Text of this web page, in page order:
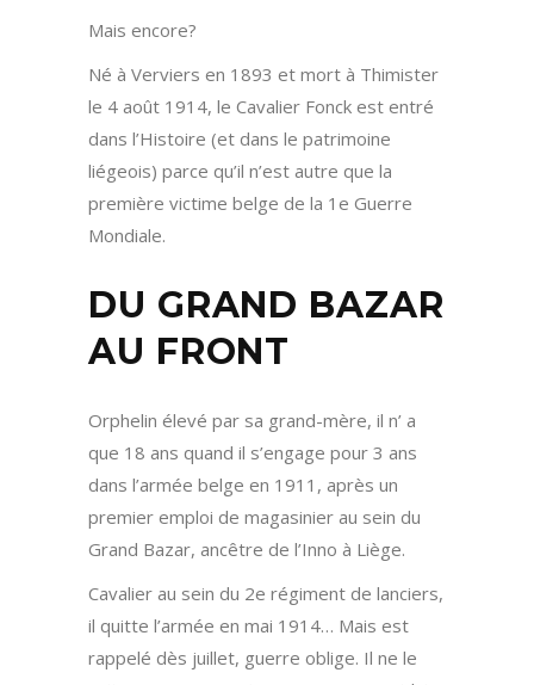
Mais encore?
Né à Verviers en 1893 et mort à Thimister
le 4 août 1914, le Cavalier Fonck est entré
dans l’Histoire (et dans le patrimoine
liégeois) parce qu’il n’est autre que la
première victime belge de la 1e Guerre
Mondiale.
DU GRAND BAZAR
AU FRONT
Orphelin élevé par sa grand-mère, il n’ a
que 18 ans quand il s’engage pour 3 ans
dans l’armée belge en 1911, après un
premier emploi de magasinier au sein du
Grand Bazar, ancêtre de l’Inno à Liège.
Cavalier au sein du 2e régiment de lanciers,
il quitte l’armée en mai 1914… Mais est
rappelé dès juillet, guerre oblige. Il ne le